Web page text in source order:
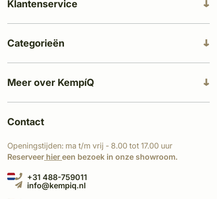
Meer over KempíQ
Klantenservice
Categorieën
Contact
Openingstijden: ma t/m vrij - 8.00 tot 17.00 uur
Reserveer hier een bezoek in onze showroom.
+31 488-759011
info@kempiq.nl